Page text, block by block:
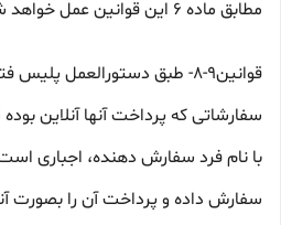
مطابق ماده ۶ این قوانین عمل خواهد شد.
قوانین۹-۸- طبق دستورالعمل
سفارشاتی که پرداخت آنها آنلاین
با نام فرد سفارش دهنده، اجباری
سفارش داده و پرداخت آن را بصورت